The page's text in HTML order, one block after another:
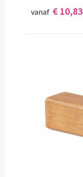
vanaf € 10,83